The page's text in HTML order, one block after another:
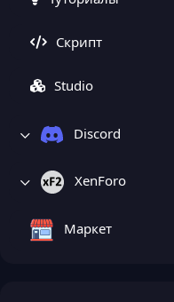
Скрипт
Studio
Discord
XenForo
Маркет